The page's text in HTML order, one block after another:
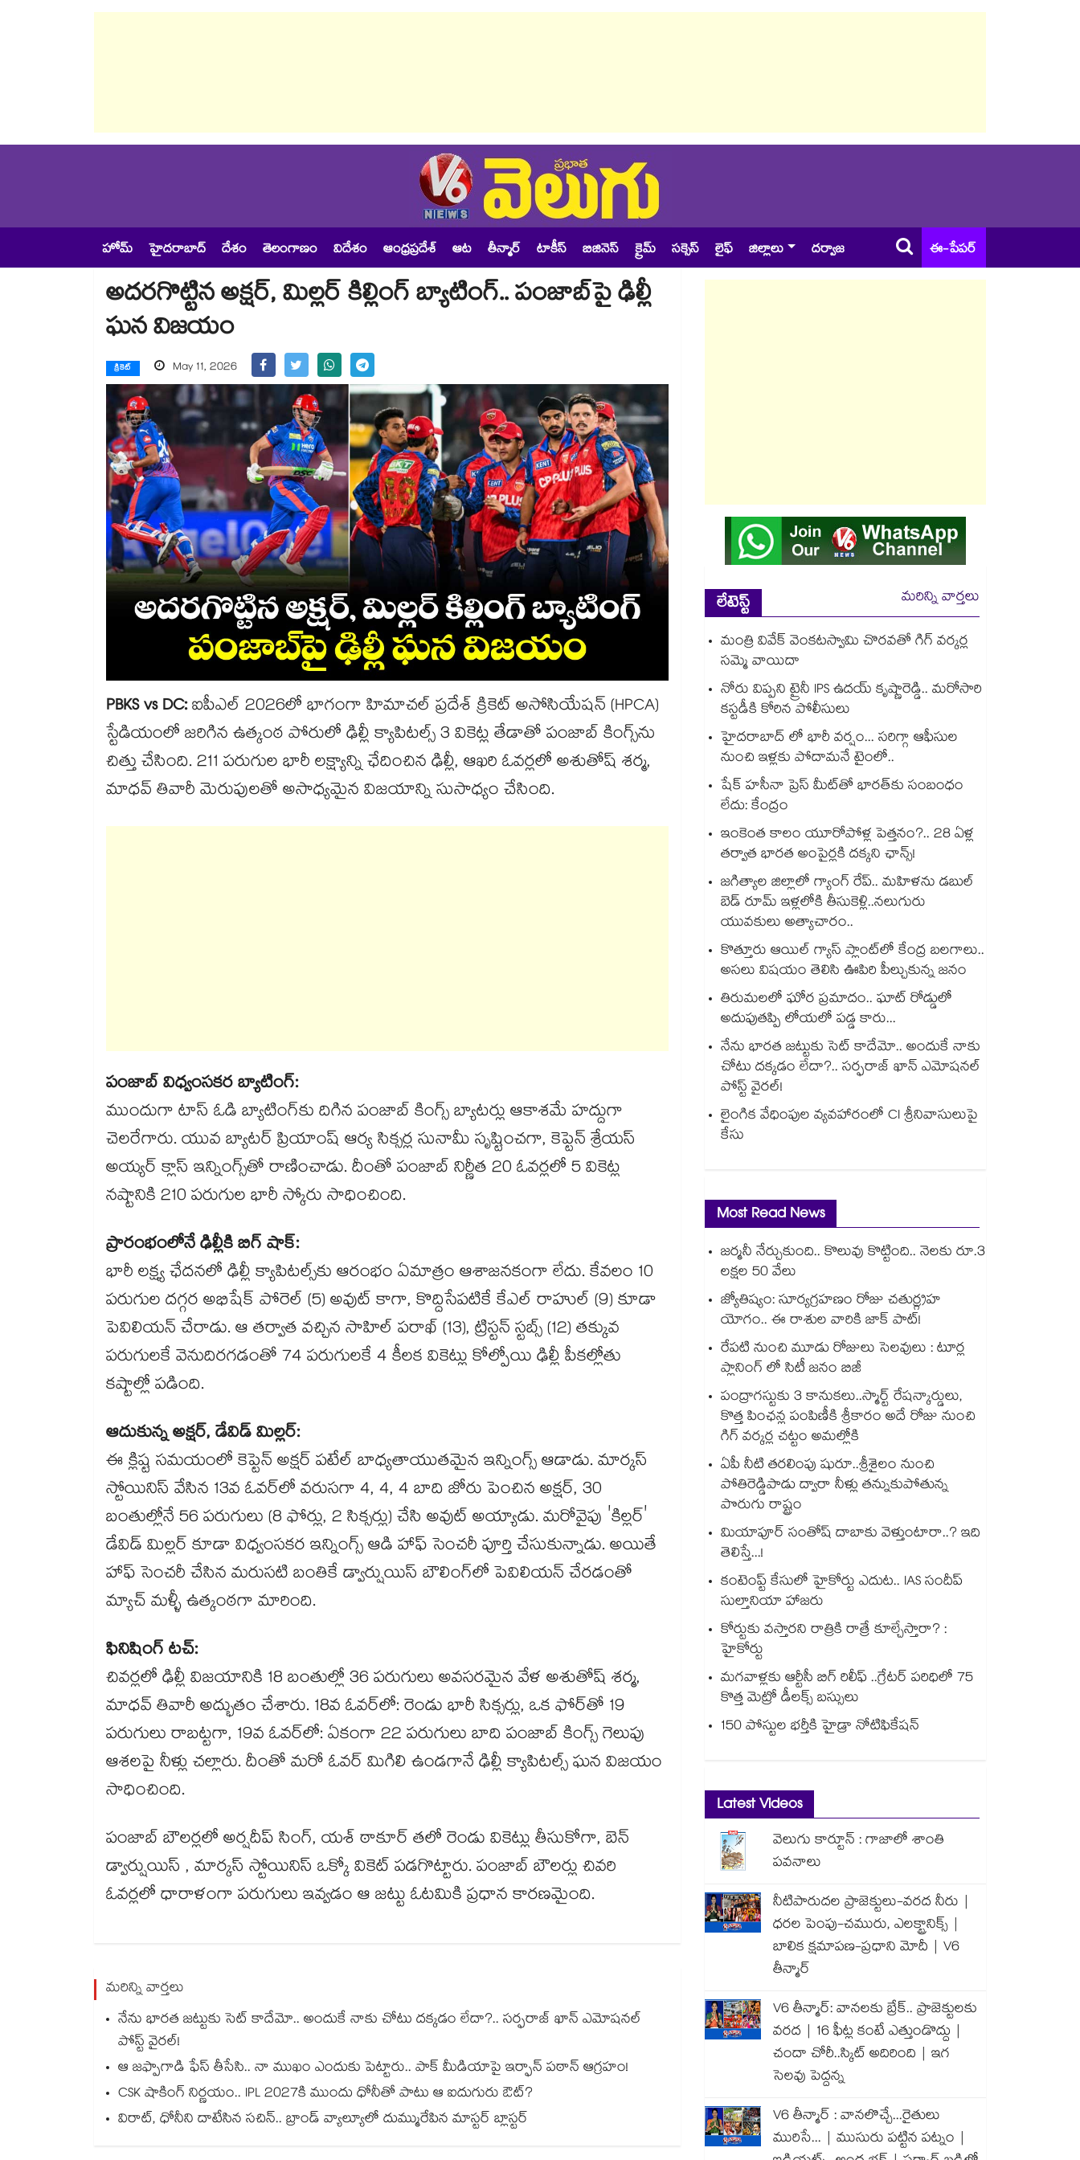
హోమ్ హైదరాబాద్ దేశం తెలంగాణం విదేశం ఆంధ్రప్రదేశ్ ఆట తీన్మార్ టాకీస్ బిజినెస్ క్రైమ్ సక్సెస్ లైఫ్ జిల్లాలు దర్వాజ ఈ-పేపర్
అదరగొట్టిన అక్షర్, మిల్లర్ కిల్లింగ్ బ్యాటింగ్.. పంజాబ్⁬పై ఢిల్లీ
ఘన విజయం
క్రికెట్ May 11, 2026
PBKS vs DC:ఐపీఎల్ 2026లో భాగంగా హిమాచల్ ప్రదేశ్ క్రికెట్ అసోసియేషన్ (HPCA)
స్టేడియంలో జరిగిన ఉత్కంఠ పోరులో ఢిల్లీ క్యాపిటల్స్ 3 వికెట్ల తేడాతో పంజాబ్ కింగ్స్‌ను
చిత్తు చేసింది. 211 పరుగుల భారీ లక్ష్యాన్ని ఛేదించిన ఢిల్లీ, ఆఖరి ఓవర్లలో అశుతోష్ శర్మ,
మాధవ్ తివారీ మెరుపులతో అసాధ్యమైన విజయాన్ని సుసాధ్యం చేసింది.
పంజాబ్ విధ్వంసకర బ్యాటింగ్:
ముందుగా టాస్ ఓడి బ్యాటింగ్‌కు దిగిన పంజాబ్ కింగ్స్ బ్యాటర్లు ఆకాశమే హద్దుగా
చెలరేగారు. యువ బ్యాటర్ ప్రియాంష్ ఆర్య సిక్సర్ల సునామీ సృష్టించగా, కెప్టెన్ శ్రేయస్
అయ్యర్ క్లాస్ ఇన్నింగ్స్‌తో రాణించాడు. దీంతో పంజాబ్ నిర్ణీత 20 ఓవర్లలో 5 వికెట్ల
నష్టానికి 210 పరుగుల భారీ స్కోరు సాధించింది.
ప్రారంభంలోనే ఢిల్లీకి బిగ్ షాక్:
భారీ లక్ష్య ఛేదనలో ఢిల్లీ క్యాపిటల్స్‌కు ఆరంభం ఏమాత్రం ఆశాజనకంగా లేదు. కేవలం 10
పరుగుల దగ్గర అభిషేక్ పోరెల్ (5) అవుట్ కాగా, కొద్దిసేపటికే కేఎల్ రాహుల్ (9) కూడా
పెవిలియన్ చేరాడు. ఆ తర్వాత వచ్చిన సాహిల్ పరాఖ్ (13), ట్రిస్టన్ స్టబ్స్ (12) తక్కువ
పరుగులకే వెనుదిరగడంతో 74 పరుగులకే 4 కీలక వికెట్లు కోల్పోయి ఢిల్లీ పీకల్లోతు
కష్టాల్లో పడింది.
ఆదుకున్న అక్షర్, డేవిడ్ మిల్లర్:
ఈ క్లిష్ట సమయంలో కెప్టెన్ అక్షర్ పటేల్ బాధ్యతాయుతమైన ఇన్నింగ్స్ ఆడాడు. మార్కస్
స్టోయినిస్ వేసిన 13వ ఓవర్‌లో వరుసగా 4, 4, 4 బాది జోరు పెంచిన అక్షర్, 30
బంతుల్లోనే 56 పరుగులు (8 ఫోర్లు, 2 సిక్సర్లు) చేసి అవుట్ అయ్యాడు. మరోవైపు 'కిల్లర్'
డేవిడ్ మిల్లర్ కూడా విధ్వంసకర ఇన్నింగ్స్ ఆడి హాఫ్ సెంచరీ పూర్తి చేసుకున్నాడు. అయితే
హాఫ్ సెంచరీ చేసిన మరుసటి బంతికే డ్వార్షుయిస్ బౌలింగ్‌లో పెవిలియన్ చేరడంతో
మ్యాచ్ మళ్ళీ ఉత్కంఠగా మారింది.
ఫినిషింగ్ టచ్:
చివర్లలో ఢిల్లీ విజయానికి 18 బంతుల్లో 36 పరుగులు అవసరమైన వేళ అశుతోష్ శర్మ,
మాధవ్ తివారీ అద్భుతం చేశారు. 18వ ఓవర్‌లో: రెండు భారీ సిక్సర్లు, ఒక ఫోర్‌తో 19
పరుగులు రాబట్టగా, 19వ ఓవర్‌లో: ఏకంగా 22 పరుగులు బాది పంజాబ్ కింగ్స్ గెలుపు
ఆశలపై నీళ్లు చల్లారు. దీంతో మరో ఓవర్ మిగిలి ఉండగానే ఢిల్లీ క్యాపిటల్స్ ఘన విజయం
సాధించింది.
పంజాబ్ బౌలర్లలో అర్షదీప్ సింగ్, యశ్ ఠాకూర్ తలో రెండు వికెట్లు తీసుకోగా, బెన్
డ్వార్షుయిస్ , మార్కస్ స్టోయినిస్ ఒక్కో వికెట్ పడగొట్టారు. పంజాబ్ బౌలర్లు చివరి
ఓవర్లలో ధారాళంగా పరుగులు ఇవ్వడం ఆ జట్టు ఓటమికి ప్రధాన కారణమైంది.
మరిన్ని వార్తలు
నేను భారత జట్టుకు సెట్ కాదేమో.. అందుకే నాకు చోటు దక్కడం లేదా?.. సర్ఫరాజ్ ఖాన్ ఎమోషనల్
పోస్ట్ వైరల్!
ఆ జఫ్పాగాడి ఫేస్ తీసేసి.. నా ముఖం ఎందుకు పెట్టారు.. పాక్ మీడియాపై ఇర్ఫాన్ పఠాన్ ఆగ్రహం!
CSK షాకింగ్ నిర్ణయం.. IPL 2027కి ముందు ధోనీతో పాటు ఆ ఐదుగురు ఔట్?
విరాట్, ధోనీని దాటేసిన సచిన్.. బ్రాండ్ వ్యాల్యూలో దుమ్మురేపిన మాస్టర్ బ్లాస్టర్
లేటెస్ట్
మరిన్ని వార్తలు
మంత్రి వివేక్ వెంకటస్వామి చొరవతో గిగ్ వర్కర్ల
సమ్మె వాయిదా
నోరు విప్పని ట్రైనీ IPS ఉదయ్ కృష్ణారెడ్డి.. మరోసారి
కస్టడీకి కోరిన పోలీసులు
హైదరాబాద్ లో భారీ వర్షం... సరిగ్గా ఆఫీసుల
నుంచి ఇళ్లకు పోదామనే టైంలో..
షేక్ హసీనా ప్రెస్ మీట్‎తో భారత్‎కు సంబంధం
లేదు: కేంద్రం
ఇంకెంత కాలం యూరోపోళ్ల పెత్తనం?.. 28 ఏళ్ల
తర్వాత భారత అంపైర్లకి దక్కని ఛాన్స్!
జగిత్యాల జిల్లాలో గ్యాంగ్ రేప్.. మహిళను డబుల్
బెడ్ రూమ్ ఇళ్లలోకి తీసుకెళ్లి..నలుగురు
యువకులు అత్యాచారం..
కొత్తూరు ఆయిల్ గ్యాస్⁪ ప్లాంట్⁫లో కేంద్ర బలగాలు..
అసలు విషయం తెలిసి ఊపిరి పీల్చుకున్న జనం
తిరుమలలో ఘోర ప్రమాదం.. ఘాట్ రోడ్డులో
అదుపుతప్పి లోయలో పడ్డ కారు...
నేను భారత జట్టుకు సెట్ కాదేమో.. అందుకే నాకు
చోటు దక్కడం లేదా?.. సర్ఫరాజ్ ఖాన్ ఎమోషనల్
పోస్ట్ వైరల్!
లైంగిక వేధింపుల వ్యవహారంలో CI శ్రీనివాసులుపై
కేసు
Most Read News
జర్మనీ నేర్చుకుంది.. కొలువు కొట్టింది.. నెలకు రూ.3
లక్షల 50 వేలు
జ్యోతిష్యం: సూర్యగ్రహణం రోజు చతుర్గ్రహ
యోగం.. ఈ రాశుల వారికి జాక్ పాట్!
రేపటి నుంచి మూడు రోజులు సెలవులు : టూర్ల
ప్లానింగ్ లో సిటీ జనం బిజీ
పంద్రాగస్టుకు 3 కానుకలు..స్మార్ట్ రేషన్కార్డులు,
కొత్త పింఛన్ల పంపిణీకి శ్రీకారం అదే రోజు నుంచి
గిగ్ వర్కర్ల చట్టం అమల్లోకి
ఏపీ నీటి తరలింపు షురూ..శ్రీశైలం నుంచి
పోతిరెడ్డిపాడు ద్వారా నీళ్లు తన్నుకుపోతున్న
పొరుగు రాష్ట్రం
మియాపూర్ సంతోష్ దాబాకు వెళ్తుంటారా..? ఇది
తెలిస్తే...!
కంటెంప్ట్ కేసులో హైకోర్టు ఎదుట.. IAS సందీప్
సుల్తానియా హాజరు
కోర్టుకు వస్తారని రాత్రికి రాత్రే కూల్చేస్తారా? :
హైకోర్టు
మగవాళ్లకు ఆర్టీసీ బిగ్ రిలీఫ్ ..గ్రేటర్ పరిధిలో 75
కొత్త మెట్రో డీలక్స్ బస్సులు
150 పోస్టుల భర్తీకి హైడ్రా నోటిఫికేషన్
Latest Videos
వెలుగు కార్టూన్ : గాజాలో శాంతి
పవనాలు
నీటిపారుదల ప్రాజెక్టులు-వరద నీరు |
ధరల పెంపు-చమురు, ఎలక్ట్రానిక్స్ |
బాలిక క్షమాపణ-ప్రధాని మోదీ | V6
తీన్మార్
V6 తీన్మార్: వానలకు బ్రేక్.. ప్రాజెక్టులకు
వరద | 16 ఫీట్ల కంటే ఎత్తుండొద్దు |
చందా చోరీ..స్కిట్ అదిరింది | ఇగ
సెలవు పెద్దన్న
V6 తీన్మార్ : వానలొచ్చే...రైతులు
మురిసే... | ముసురు పట్టిన పట్నం |